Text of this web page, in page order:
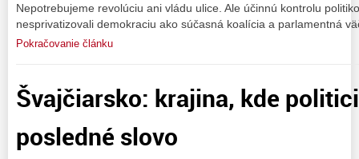
Nepotrebujeme revolúciu ani vládu ulice. Ale účinnú kontrolu
nesprivatizovali demokraciu ako súčasná koalícia a parlamentná
Pokračovanie článku
Švajčiarsko: krajina, kde
posledné slovo